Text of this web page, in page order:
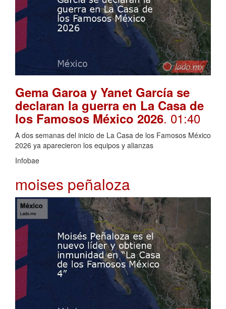
Gema Garoa y Yanet García se
declaran la guerra en La Casa de
los Famosos México 2026. 01:40
A dos semanas del inicio de La Casa de los Famosos México
2026 ya aparecieron los equipos y alianzas
Infobae
moises peñaloza